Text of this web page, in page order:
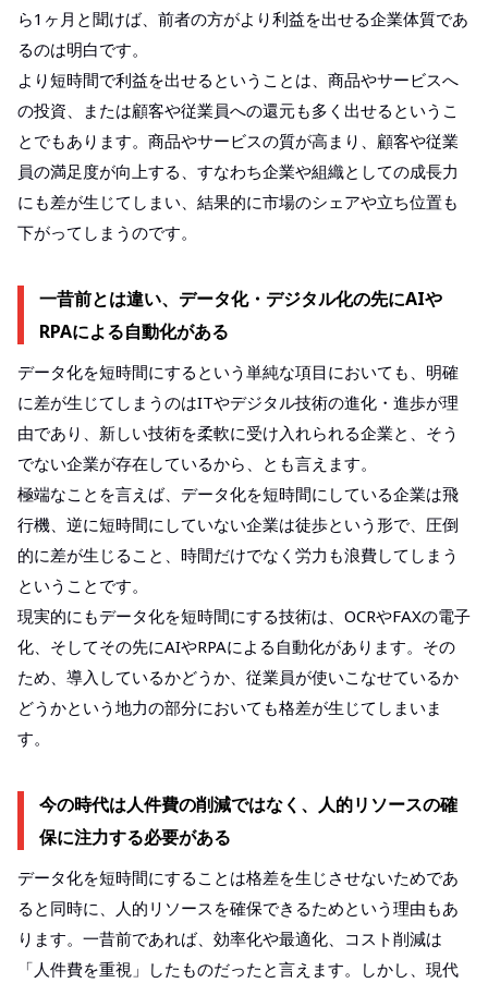
ら1ヶ月と聞けば、前者の方がより利益を出せる企業体質であ
るのは明白です。
より短時間で利益を出せるということは、商品やサービスへ
の投資、または顧客や従業員への還元も多く出せるというこ
とでもあります。商品やサービスの質が高まり、顧客や従業
員の満足度が向上する、すなわち企業や組織としての成長力
にも差が生じてしまい、結果的に市場のシェアや立ち位置も
下がってしまうのです。
一昔前とは違い、データ化・デジタル化の先にAIや
RPAによる自動化がある
データ化を短時間にするという単純な項目においても、明確
に差が生じてしまうのはITやデジタル技術の進化・進歩が理
由であり、新しい技術を柔軟に受け入れられる企業と、そう
でない企業が存在しているから、とも言えます。
極端なことを言えば、データ化を短時間にしている企業は飛
行機、逆に短時間にしていない企業は徒歩という形で、圧倒
的に差が生じること、時間だけでなく労力も浪費してしまう
ということです。
現実的にもデータ化を短時間にする技術は、OCRやFAXの電子
化、そしてその先にAIやRPAによる自動化があります。その
ため、導入しているかどうか、従業員が使いこなせているか
どうかという地力の部分においても格差が生じてしまいま
す。
今の時代は人件費の削減ではなく、人的リソースの確
保に注力する必要がある
データ化を短時間にすることは格差を生じさせないためであ
ると同時に、人的リソースを確保できるためという理由もあ
ります。一昔前であれば、効率化や最適化、コスト削減は
「人件費を重視」したものだったと言えます。しかし、現代